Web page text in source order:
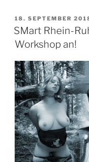
(oder
Vorlieben
im
VERÖFFENTLICHT
AM
18. SEPTEMBER
SMart Rhein-
Workshop an!